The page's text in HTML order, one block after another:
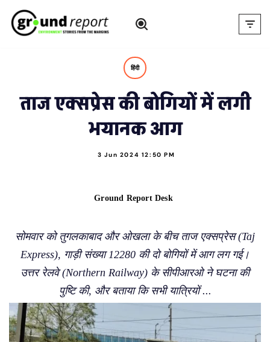
Skip
हिंदी
ताज एक्सप्रेस की बोगियों में लगी
भयानक आग
3 Jun 2024 12:50 PM
Ground Report Desk
सोमवार को तुगलकाबाद और ओखला के बीच ताज एक्सप्रेस (Taj
Express), गाड़ी संख्या 12280 की दो बोगियों में आग लग गई।
उत्तर रेलवे (Northern Railway) के सीपीआरओ ने घटना की
पुष्टि की, और बताया कि सभी यात्रियों ...